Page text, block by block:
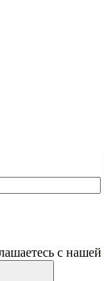
с нашей